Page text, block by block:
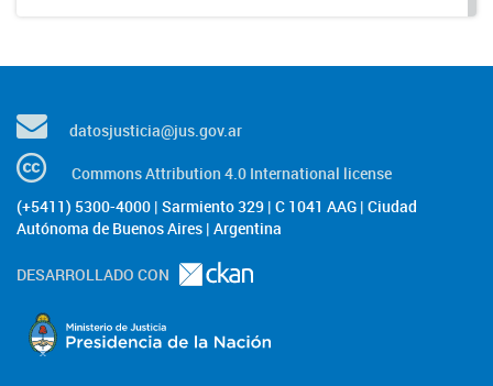
datosjusticia@jus.gov.ar
Commons Attribution 4.0 International license
(+5411) 5300-4000 | Sarmiento 329 | C 1041 AAG | Ciudad
Autónoma de Buenos Aires | Argentina
DESARROLLADO CON